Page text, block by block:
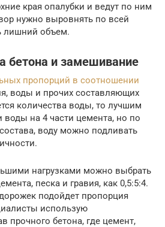
края опалубки и ведут по ним
нужно выровнять по всей
лишний объем.
бетона и замешивание
пропорций в соотношении
воды и прочих составляющих
количества воды, то лучшим
воды на 4 части цемента, но по
воду можно подливать
нагрузками можно выбрать
песка и гравия, как 0,5:5:4.
подойдет пропорция
использую
прочного бетона, где цемент,